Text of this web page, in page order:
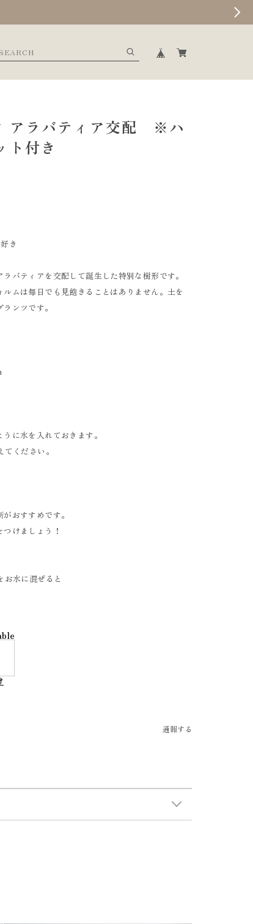
アラバティア交配 ※ハ
ト付き
き
バティアを交配して誕生した特別な樹形です。
ムは毎日でも見飽きることはありません。土を
ンツです。
に水を入れておきます。
ください。
おすすめです。
けましょう！
お水に混ぜると
通報する